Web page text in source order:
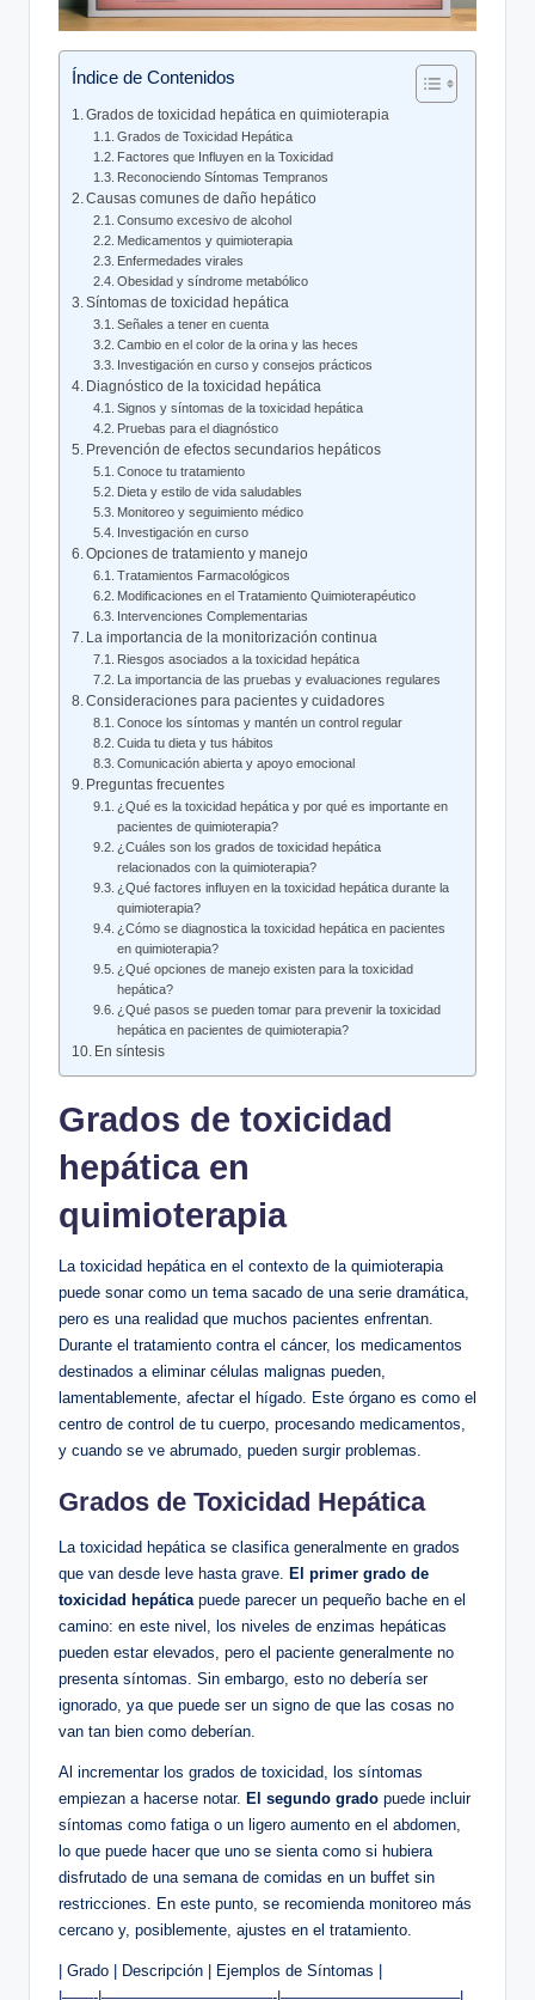
Índice de Contenidos
Grados de toxicidad hepática en quimioterapia
Grados de Toxicidad Hepática
Factores que Influyen en la Toxicidad
Reconociendo Síntomas Tempranos
Causas comunes de daño hepático
Consumo excesivo de alcohol
Medicamentos y quimioterapia
Enfermedades virales
Obesidad y síndrome metabólico
Síntomas de toxicidad hepática
Señales a tener en cuenta
Cambio en el color de la orina y las heces
Investigación en curso y consejos prácticos
Diagnóstico de la toxicidad hepática
Signos y síntomas de la toxicidad hepática
Pruebas para el diagnóstico
Prevención de efectos secundarios hepáticos
Conoce tu tratamiento
Dieta y estilo de vida saludables
Monitoreo y seguimiento médico
Investigación en curso
Opciones de tratamiento y manejo
Tratamientos Farmacológicos
Modificaciones en el Tratamiento Quimioterapéutico
Intervenciones Complementarias
La importancia de la monitorización continua
Riesgos asociados a la toxicidad hepática
La importancia de las pruebas y evaluaciones regulares
Consideraciones para pacientes y cuidadores
Conoce los síntomas y mantén un control regular
Cuida tu dieta y tus hábitos
Comunicación abierta y apoyo emocional
Preguntas frecuentes
¿Qué es la toxicidad hepática y por qué es importante en
pacientes de quimioterapia?
¿Cuáles son los grados de toxicidad hepática
relacionados con la quimioterapia?
¿Qué factores influyen en la toxicidad hepática durante la
quimioterapia?
¿Cómo se diagnostica la toxicidad hepática en pacientes
en quimioterapia?
¿Qué opciones de manejo existen para la toxicidad
hepática?
¿Qué pasos se pueden tomar para prevenir la toxicidad
hepática en pacientes de quimioterapia?
En síntesis
Grados de toxicidad
hepática en
quimioterapia
La toxicidad hepática en el contexto de la quimioterapia
puede sonar como un tema sacado de una serie dramática,
pero es una realidad que muchos pacientes enfrentan.
Durante el tratamiento contra el cáncer, los medicamentos
destinados a eliminar células malignas pueden,
lamentablemente, afectar el hígado. Este órgano es como el
centro de control de tu cuerpo, procesando medicamentos,
y cuando se ve abrumado, pueden surgir problemas.
Grados de Toxicidad Hepática
La toxicidad hepática se clasifica generalmente en grados
que van desde leve hasta grave. El primer grado de
toxicidad hepáticapuede parecer un pequeño bache en el
camino: en este nivel, los niveles de enzimas hepáticas
pueden estar elevados, pero el paciente generalmente no
presenta síntomas. Sin embargo, esto no debería ser
ignorado, ya que puede ser un signo de que las cosas no
van tan bien como deberían.
Al incrementar los grados de toxicidad, los síntomas
empiezan a hacerse notar. El segundo grado puede incluir
síntomas como fatiga o un ligero aumento en el abdomen,
lo que puede hacer que uno se sienta como si hubiera
disfrutado de una semana de comidas en un buffet sin
restricciones. En este punto, se recomienda monitoreo más
cercano y, posiblemente, ajustes en el tratamiento.
| Grado | Descripción | Ejemplos de Síntomas |